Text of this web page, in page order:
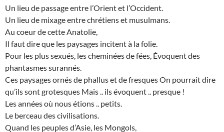
Un lieu de passage entre l’Orient et l’Occident.
Un lieu de mixage entre chrétiens et musulmans.
Au coeur de cette Anatolie,
Il faut dire que les paysages incitent à la folie.
Pour les plus sexués, les cheminées de fées, Évoquent des
phantasmes surannés.
Ces paysages ornés de phallus et de fresques On pourrait dire
qu’ils sont grotesques Mais .. ils évoquent .. presque !
Les années où nous étions .. petits.
Le berceau des civilisations.
Quand les peuples d’Asie, les Mongols,